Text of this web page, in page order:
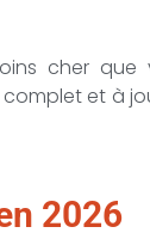
cher que
et à
2026